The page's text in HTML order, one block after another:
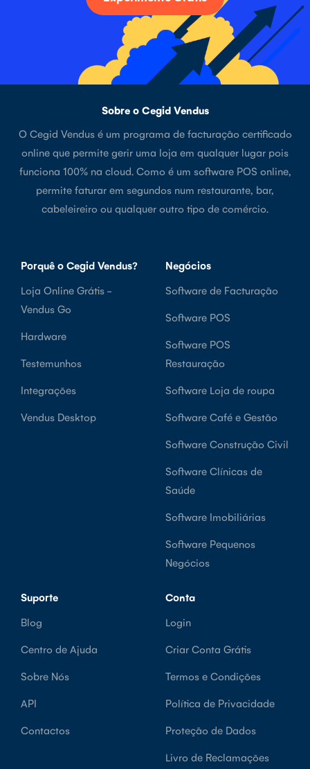
Sobre o Cegid Vendus
O Cegid Vendus é um programa de facturação certificado
online que permite gerir uma loja em qualquer lugar pois
funciona 100% na cloud. Como é um software POS online,
permite faturar em segundos num restaurante, bar,
cabeleireiro ou qualquer outro tipo de comércio.
Porquê o Cegid Vendus?
Loja Online Grátis -
Vendus Go
Hardware
Testemunhos
Integrações
Vendus Desktop
Negócios
Software de Facturação
Software POS
Software POS
Restauração
Software Loja de roupa
Software Café e Gestão
Software Construção Civil
Software Clínicas de
Saúde
Software Imobiliárias
Software Pequenos
Negócios
Suporte
Blog
Centro de Ajuda
Sobre Nós
API
Contactos
Conta
Login
Criar Conta Grátis
Termos e Condições
Política de Privacidade
Proteção de Dados
Livro de Reclamações